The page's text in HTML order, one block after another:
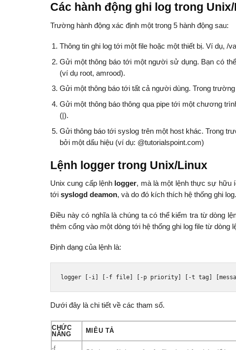
Các hành động ghi log trong
Trường hành động xác định một trong 5 hành động sau:
Thông tin ghi log tới một file hoặc một thiết bị. Ví dụ, /
Gửi một thông báo tới một người sử dụng. Bạn có
(ví dụ root, amrood).
Gửi một thông báo tới tất cả người dùng. Trong
Gửi một thông báo thông qua pipe tới một chương
(|).
Gửi thông báo tới syslog trên một host khác. Trong
bởi một dấu hiệu (ví dụ: @tutorialspoint.com)
Lệnh logger trong Unix/Linux
Unix cung cấp lệnh logger, mà là một lệnh thực sự hữu
tới syslogd deamon, và do đó kích thích hệ thống ghi log.
Điều này có nghĩa là chúng ta có thể kiểm tra từ dòng
thêm cổng vào một dòng tới hệ thống ghi log file từ dòng
Định dạng của lệnh là:
logger [-i [-f file [-p priority [-t tag
Dưới đây là chi tiết về các tham số.
CHỨC
NĂNG
MIÊU TẢ
-f